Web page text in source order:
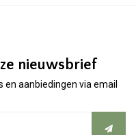
nieuwsbrief
en aanbiedingen via email